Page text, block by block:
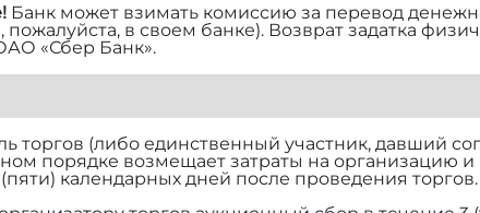
Банк может взимать комиссию за перевод
пожалуйста, в своем банке). Возврат задатка
«Сбер Банк».
торгов (либо единственный участник, давший
порядке возмещает затраты на организацию
календарных дней после проведения торгов.